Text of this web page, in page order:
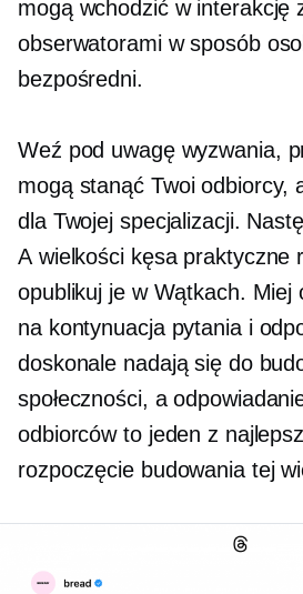
mogą wchodzić w interakcję
obserwatorami w sposób
bezpośredni.
Weź pod uwagę wyzwania,
mogą stanąć Twoi odbiorcy,
dla Twojej specjalizacji.
A wielkości kęsapraktyczne
opublikuj je w Wątkach. Miej
na kontynuacjapytania i
doskonale nadają się do
społeczności, a
odbiorców to jeden z
rozpoczęcie budowania tej